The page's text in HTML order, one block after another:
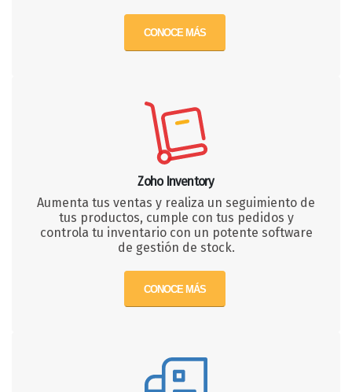
CONOCE MÁS
Zoho Inventory
Aumenta tus ventas y realiza un seguimiento de
tus productos, cumple con tus pedidos y
controla tu inventario con un potente software
de gestión de stock.
CONOCE MÁS